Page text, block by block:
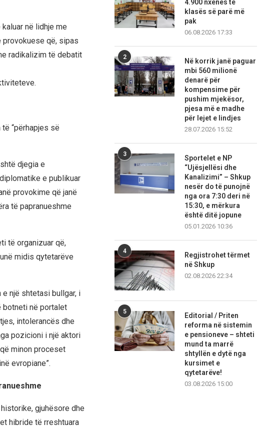
në lidhje me
provokuese që, sipas
radikalizim të debatit
“përhapjes së
djegia e
e publikuar
provokime që janë
të papranueshme
të organizuar që,
midis qytetarëve
një shtetasi bullgar, i
botneti në portalet
intolerancës dhe
pozicioni i një aktori
minon proceset
evropiane”.
gjuhësore dhe
hibride të rreshtuara
4.900 nxënës të
klasës së parë më
pak
06.08.2026 17:33
2
Në korrik janë paguar
mbi 560 milionë
denarë për
kompensime për
pushim mjekësor,
pjesa më e madhe
për lejet e lindjes
28.07.2026 15:52
3
Sportelet e NP
“Ujësjellësi dhe
Kanalizimi” – Shkup
nesër do të punojnë
nga ora 7:30 deri në
15:30, e mërkura
është ditë jopune
05.01.2026 10:36
4
Regjistrohet tërmet
në Shkup
02.08.2026 22:34
5
Editorial / Priten
reforma në sistemin
e pensioneve – shteti
mund ta marrë
shtyllën e dytë nga
kursimet e
qytetarëve!
03.08.2026 15:00